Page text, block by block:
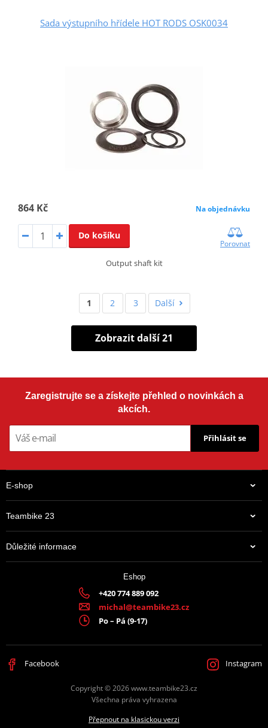
Sada výstupního hřídele HOT RODS OSK0034
864 Kč Na objednávku
Do košíku
Porovnat
Output shaft kit
1 2 3 Další
Zobrazit další 21
Zaregistrujte se a získejte přehled o novinkách a
akcích.
Přihlásit se
E-shop
Teambike 23
Důležité informace
Eshop
+420 774 889 092
michal@teambike23.cz
Po – Pá (9-17)
Facebook Instagram
Copyright © 2026 www.teambike23.cz
Všechna práva vyhrazena
Přepnout na klasickou verzi